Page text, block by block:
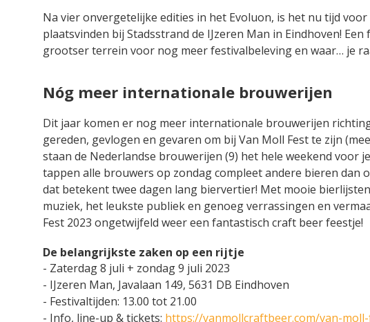
Na vier onvergetelijke edities in het Evoluon, is het nu tijd
plaatsvinden bij Stadsstrand de IJzeren Man in Eindhoven!
grootser terrein voor nog meer festivalbeleving en waar… je
Nóg meer internationale brouwerijen
Dit jaar komen er nog meer internationale brouwerijen
gereden, gevlogen en gevaren om bij Van Moll Fest te zijn
staan de Nederlandse brouwerijen (9) het hele weekend voor
tappen alle brouwers op zondag compleet andere bieren dan
dat betekent twee dagen lang biervertier! Met mooie
muziek, het leukste publiek en genoeg verrassingen en
Fest 2023 ongetwijfeld weer een fantastisch craft beer feestje!
De belangrijkste zaken op een rijtje
- Zaterdag 8 juli + zondag 9 juli 2023
- IJzeren Man, Javalaan 149, 5631 DB Eindhoven
- Festivaltijden: 13.00 tot 21.00
- Info, line-up & tickets: https://vanmollcraftbeer.com/van-